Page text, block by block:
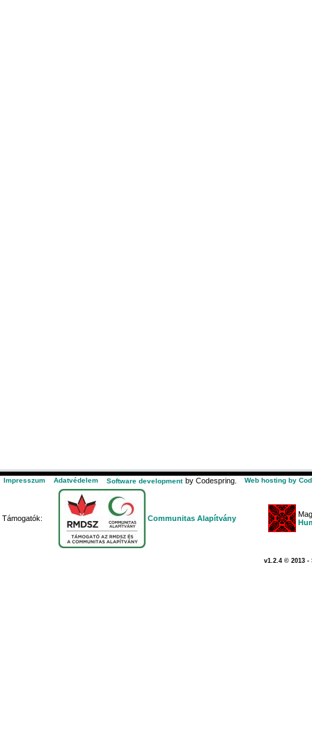
Impresszum Adatvédelem Software development by Codespring. Web hosting by
Támogatók: Communitas Alapítvány
v1.2.4 © 2013